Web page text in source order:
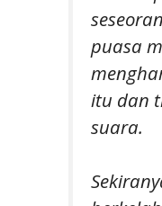
puasa
itu dan
suara.